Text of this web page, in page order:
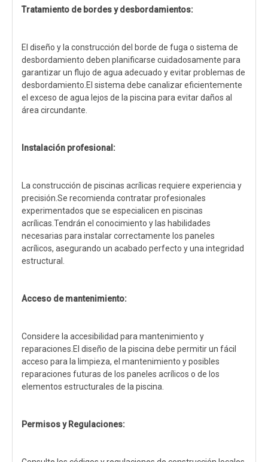
Tratamiento de bordes y desbordamientos:
El diseño y la construcción del borde de fuga o sistema de
desbordamiento deben planificarse cuidadosamente para
garantizar un flujo de agua adecuado y evitar problemas de
desbordamiento.El sistema debe canalizar eficientemente
el exceso de agua lejos de la piscina para evitar daños al
área circundante.
Instalación profesional:
La construcción de piscinas acrílicas requiere experiencia y
precisión.Se recomienda contratar profesionales
experimentados que se especialicen en piscinas
acrílicas.Tendrán el conocimiento y las habilidades
necesarias para instalar correctamente los paneles
acrílicos, asegurando un acabado perfecto y una integridad
estructural.
Acceso de mantenimiento:
Considere la accesibilidad para mantenimiento y
reparaciones.El diseño de la piscina debe permitir un fácil
acceso para la limpieza, el mantenimiento y posibles
reparaciones futuras de los paneles acrílicos o de los
elementos estructurales de la piscina.
Permisos y Regulaciones: